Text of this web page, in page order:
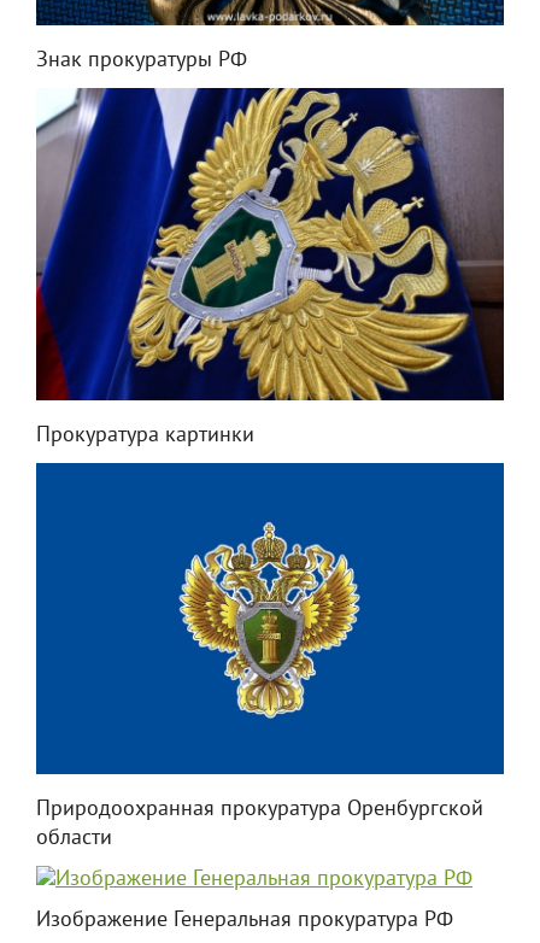
Знак прокуратуры РФ
Прокуратура картинки
Природоохранная прокуратура Оренбургской
области
Изображение Генеральная прокуратура РФ